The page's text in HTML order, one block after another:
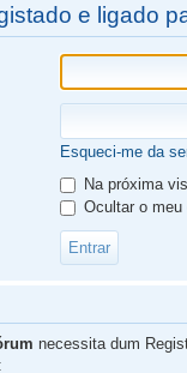
e ligado
Esqueci-me da
Na próxima
Ocultar o
necessita dum